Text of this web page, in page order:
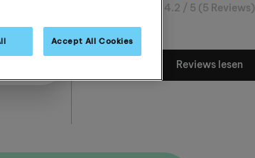
4.2 / 5 (5 Reviews)
Reviews lesen
Accept All Cookies